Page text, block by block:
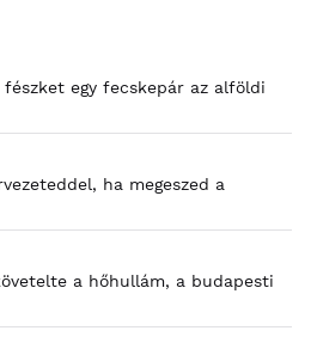
egy fecskepár az alföldi
ha megeszed a
a hőhullám, a budapesti